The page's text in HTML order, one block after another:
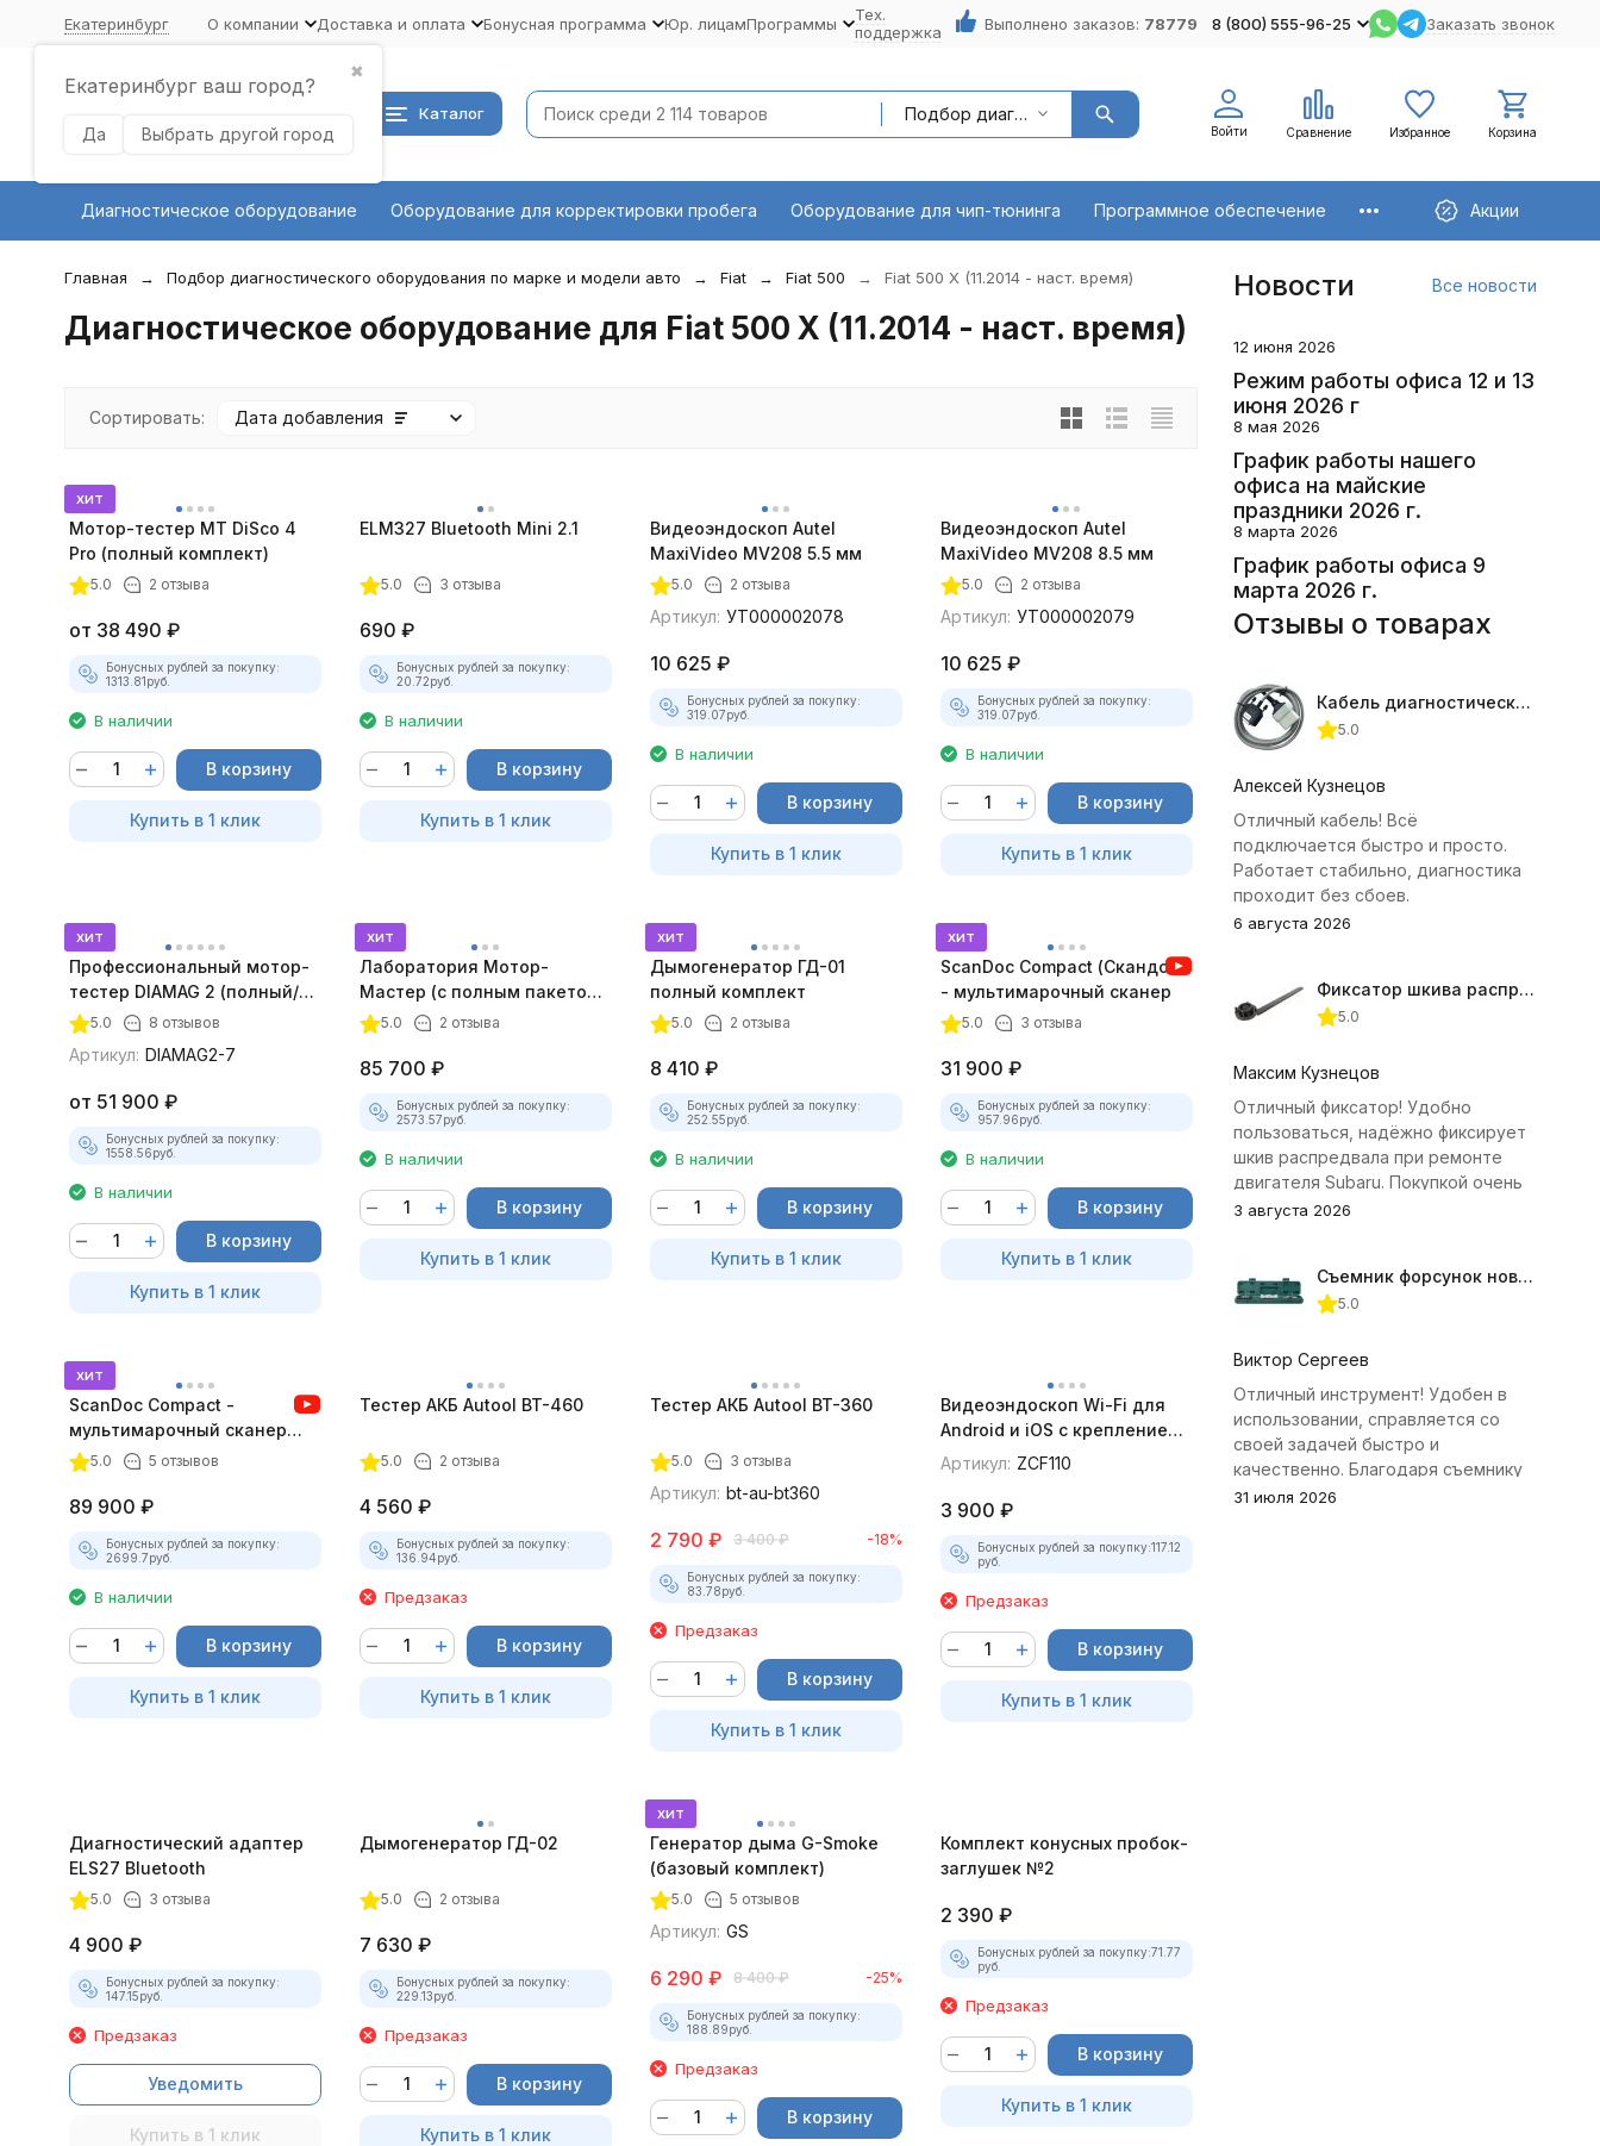
Екатеринбург
✖
Екатеринбург ваш город?
Да Выбрать другой город
О компании Доставка и оплата Бонусная программа Юр. лицамПрограммы
Тех.
поддержка
Выполнено заказов: 78779 8 (800) 555-96-25 Заказать звонок
Каталог Подбор диагностического оборудования по марке и модели авто
Войти Сравнение Избранное Корзина
Диагностическое оборудование Оборудование для корректировки пробега Оборудование для чип-тюнинга Программное обеспечение Акции
Главная Подбор диагностического оборудования по марке и модели авто Fiat Fiat 500 Fiat 500 X (11.2014 - наст. время)
Диагностическое оборудование для Fiat 500 X (11.2014 - наст. время)
Сортировать: Дата добавления
хит
Мотор-тестер MT DiSco 4
Pro (полный комплект)
5.0 2 отзыва
от 38 490 ₽
Бонусных рублей за покупку:
1313.81руб.
В наличии
В корзину
Купить в 1 клик
ELM327 Bluetooth Mini 2.1
5.0 3 отзыва
690 ₽
Бонусных рублей за покупку:
20.72руб.
В наличии
В корзину
Купить в 1 клик
Видеоэндоскоп Autel
MaxiVideo MV208 5.5 мм
5.0 2 отзыва
Артикул: УТ000002078
10 625 ₽
Бонусных рублей за покупку:
319.07руб.
В наличии
В корзину
Купить в 1 клик
Видеоэндоскоп Autel
MaxiVideo MV208 8.5 мм
5.0 2 отзыва
Артикул: УТ000002079
10 625 ₽
Бонусных рублей за покупку:
319.07руб.
В наличии
В корзину
Купить в 1 клик
хит
Профессиональный мотор-
тестер DIAMAG 2 (полный/
максимальный комплект)
5.0 8 отзывов
Артикул: DIAMAG2-7
от 51 900 ₽
Бонусных рублей за покупку:
1558.56руб.
В наличии
В корзину
Купить в 1 клик
хит
Лаборатория Мотор-
Мастер (с полным пакетом
лицензий)
5.0 2 отзыва
85 700 ₽
Бонусных рублей за покупку:
2573.57руб.
В наличии
В корзину
Купить в 1 клик
хит
Дымогенератор ГД-01
полный комплект
5.0 2 отзыва
8 410 ₽
Бонусных рублей за покупку:
252.55руб.
В наличии
В корзину
Купить в 1 клик
хит
ScanDoc Compact (Скандок)
- мультимарочный сканер
5.0 3 отзыва
31 900 ₽
Бонусных рублей за покупку:
957.96руб.
В наличии
В корзину
Купить в 1 клик
хит
ScanDoc Compact -
мультимарочный сканер
(Полный)
5.0 5 отзывов
89 900 ₽
Бонусных рублей за покупку:
2699.7руб.
В наличии
В корзину
Купить в 1 клик
Тестер АКБ Autool BT-460
5.0 2 отзыва
4 560 ₽
Бонусных рублей за покупку:
136.94руб.
Предзаказ
В корзину
Купить в 1 клик
Тестер АКБ Autool BT-360
5.0 3 отзыва
Артикул: bt-au-bt360
2 790 ₽ 3 400 ₽ -18%
Бонусных рублей за покупку:
83.78руб.
Предзаказ
В корзину
Купить в 1 клик
Видеоэндоскоп Wi-Fi для
Android и iOS с креплением
для смартфона
Артикул: ZCF110
3 900 ₽
Бонусных рублей за покупку:117.12
руб.
Предзаказ
В корзину
Купить в 1 клик
Диагностический адаптер
ELS27 Bluetooth
5.0 3 отзыва
4 900 ₽
Бонусных рублей за покупку:
147.15руб.
Предзаказ
Уведомить
Купить в 1 клик
Дымогенератор ГД-02
5.0 2 отзыва
7 630 ₽
Бонусных рублей за покупку:
229.13руб.
Предзаказ
В корзину
Купить в 1 клик
хит
Генератор дыма G-Smoke
(базовый комплект)
5.0 5 отзывов
Артикул: GS
6 290 ₽ 8 400 ₽ -25%
Бонусных рублей за покупку:
188.89руб.
Предзаказ
В корзину
Комплект конусных пробок-
заглушек №2
2 390 ₽
Бонусных рублей за покупку:71.77
руб.
Предзаказ
В корзину
Купить в 1 клик
Новости Все новости
12 июня 2026
Режим работы офиса 12 и 13
июня 2026 г
8 мая 2026
График работы нашего
офиса на майские
праздники 2026 г.
8 марта 2026
График работы офиса 9
марта 2026 г.
Отзывы о товарах
Кабель диагностический ГАЗ 24 для АВТОАС
5.0
Алексей Кузнецов
Отличный кабель! Всё
подключается быстро и просто.
Работает стабильно, диагностика
проходит без сбоев.
6 августа 2026
Фиксатор шкива распредвала (Subaru) JTC-4409
5.0
Максим Кузнецов
Отличный фиксатор! Удобно
пользоваться, надёжно фиксирует
шкив распредвала при ремонте
двигателя Subaru. Покупкой очень
доволен.
3 августа 2026
Съемник форсунок новых дизельных двигателей Jonnesway
5.0
Виктор Сергеев
Отличный инструмент! Удобен в
использовании, справляется со
своей задачей быстро и
качественно. Благодаря съемнику
удалось избежать лишних хлопот с
31 июля 2026